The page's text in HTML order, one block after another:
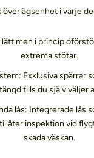
överlägsenhet i varje
men i princip
extrema stötar.
Exklusiva spärrar
tills du själv väljer
lås: Integrerade lås
inspektion vid
skada väskan.